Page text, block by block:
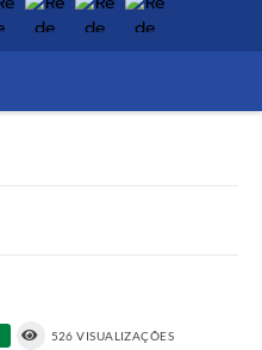
526 VISUALIZAÇÕES